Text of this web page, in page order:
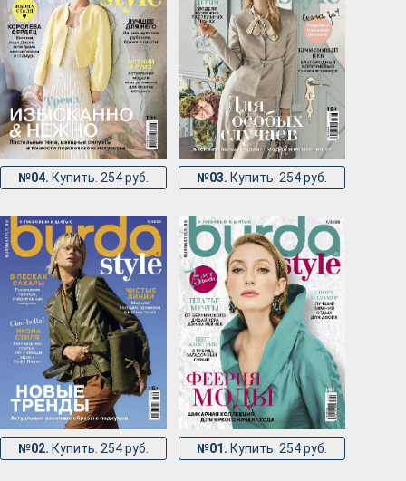
№04. Купить. 254 руб. №03. Купить. 254 руб.
№02. Купить. 254 руб. №01. Купить. 254 руб.